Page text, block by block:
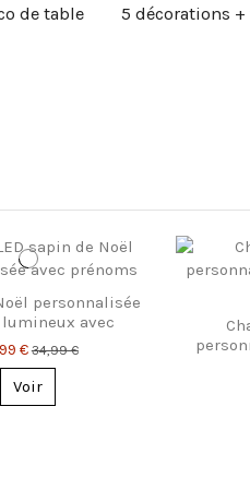
de table 5 décorations
personnalisée
lumineux avec
€34,99 €
Voir